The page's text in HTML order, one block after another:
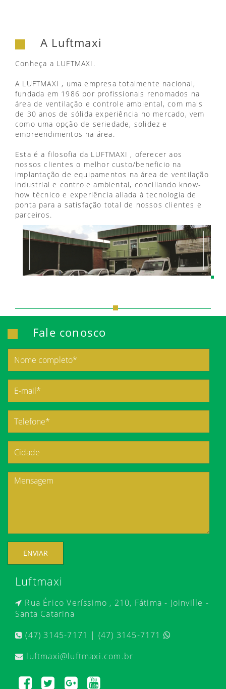
A Luftmaxi
Conheça a LUFTMAXI.
A LUFTMAXI , uma empresa totalmente nacional,
fundada em 1986 por profissionais renomados na
área de ventilação e controle ambiental, com mais
de 30 anos de sólida experiência no mercado, vem
como uma opção de seriedade, solidez e
empreendimentos na área.
Esta é a filosofia da LUFTMAXI , oferecer aos
nossos clientes o melhor custo/beneficio na
implantação de equipamentos na área de ventilação
industrial e controle ambiental, conciliando know-
how técnico e experiência aliada à tecnologia de
ponta para a satisfação total de nossos clientes e
parceiros.
Fale conosco
ENVIAR
Luftmaxi
Rua Érico Veríssimo , 210, Fátima - Joinville -
Santa Catarina
(47) 3145-7171 | (47) 3145-7171
luftmaxi@luftmaxi.com.br